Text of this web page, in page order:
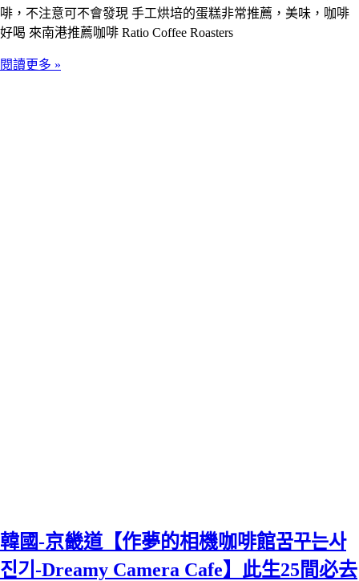
啡，不注意可不會發現 手工烘培的蛋糕非常推薦，美味，咖啡
好喝 來南港推薦咖啡 Ratio Coffee Roasters
閱讀更多 »
韓國-京畿道【作夢的相機咖啡館꿈꾸는사
진기-Dreamy Camera Cafe】此生25間必去